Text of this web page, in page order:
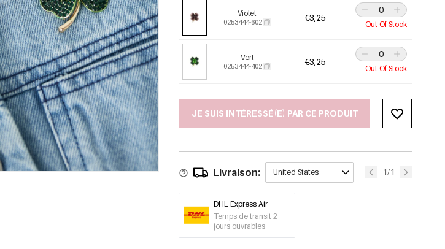
Violet
0253444-602 €3,25
Out Of Stock
Vert
0253444-402 €3,25
Out Of Stock
JE SUIS INTÉRESSÉ(E) PAR CE PRODUIT
Livraison: United States 1/1
DHL Express Air
Temps de transit 2
jours ouvrables